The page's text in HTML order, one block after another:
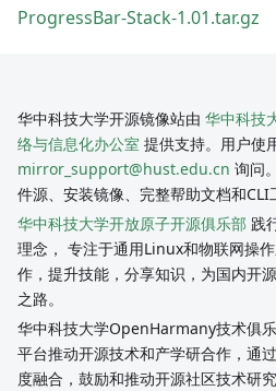
ProgressBar-Stack-1.01.tar.gz
华中科技大学开源镜像站由 华中科技
络与信息化办公室 提供支持。用户使
mirror_support@hust.edu.cn 询问
件源、安装镜像、完整帮助文档和CLI
华中科技大学开放原子开源俱乐部 践
理念， 专注于通用Linux和物联网操
作，提升技能，分享知识，为国内开
之路。
华中科技大学OpenHarmany技术俱
平台推动开源技术和产学研合作，通
度融合，鼓励和推动开源社区技术研